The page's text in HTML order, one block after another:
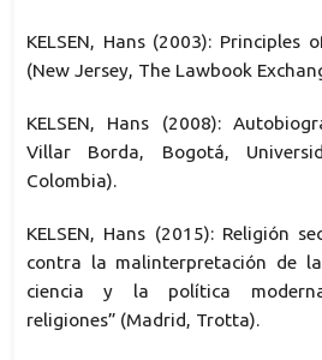
KELSEN, Hans (2003): Principles
(New Jersey, The Lawbook
KELSEN, Hans (2008):
Villar Borda, Bogotá,
Colombia).
KELSEN, Hans (2015): Religión
contra la malinterpretación de
ciencia y la política
religiones” (Madrid, Trotta).